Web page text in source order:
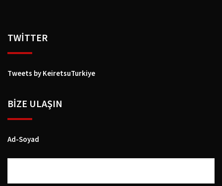
TWİTTER
Tweets by KeiretsuTurkiye
BIZE ULAŞIN
Ad-Soyad